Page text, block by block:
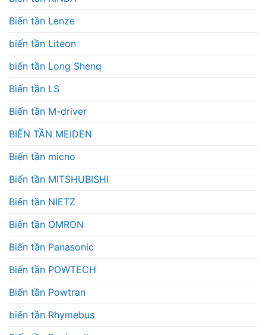
Biến tần Lenze
biến tần Liteon
biến tần Long Shenq
Biến tần LS
Biến tần M-driver
BIẾN TẦN MEIDEN
Biến tần micno
Biến tần MITSHUBISHI
Biến tần NIETZ
Biến tần OMRON
Biến tần Panasonic
Biến tần POWTECH
Biến tần Powtran
biến tần Rhymebus